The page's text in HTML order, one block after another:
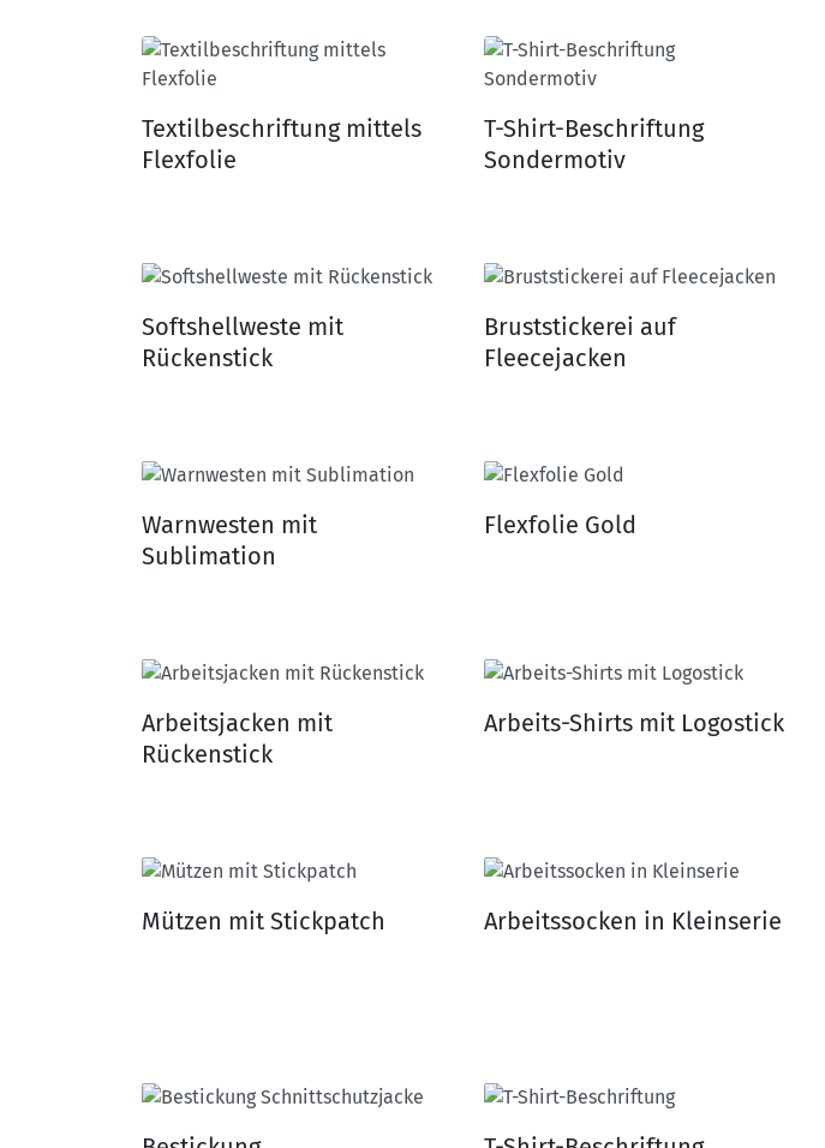
Textilbeschriftung mittels
Flexfolie
T-Shirt-Beschriftung
Sondermotiv
Softshellweste mit
Rückenstick
Bruststickerei auf
Fleecejacken
Warnwesten mit
Sublimation
Flexfolie Gold
Arbeitsjacken mit
Rückenstick
Arbeits-Shirts mit Logostick
Mützen mit Stickpatch Arbeitssocken in Kleinserie